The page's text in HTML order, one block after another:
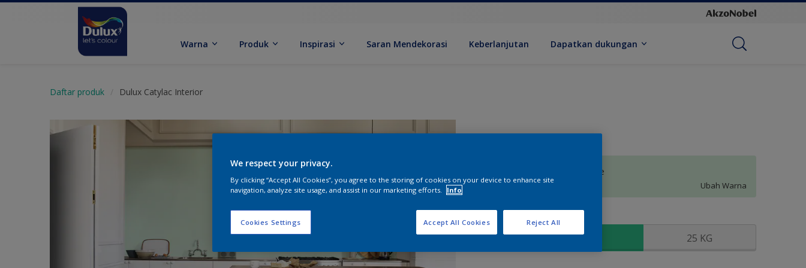
Warna Produk Inspirasi Saran Mendekorasi Keberlanjutan Dapatkan dukungan
Daftar produk Dulux Catylac Interior
Tropical Freeze
Ubah Warna
Ukuran
5 KG 25 KG
We respect your privacy.
By clicking “Accept All Cookies”, you agree to the storing of cookies on your device to enhance site
navigation, analyze site usage, and assist in our marketing efforts.
Info
Cookies Settings Reject All
Accept All Cookies